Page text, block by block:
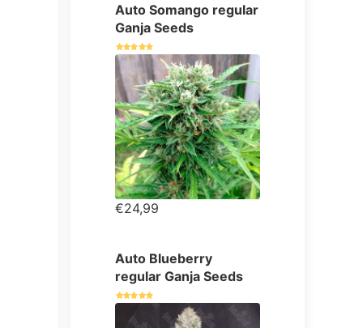
Auto Somango regular
Ganja Seeds
€24,99
Auto Blueberry
regular Ganja Seeds